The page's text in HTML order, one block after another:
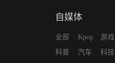
自媒体
全部
科普
Kpop
汽车
游戏
科技